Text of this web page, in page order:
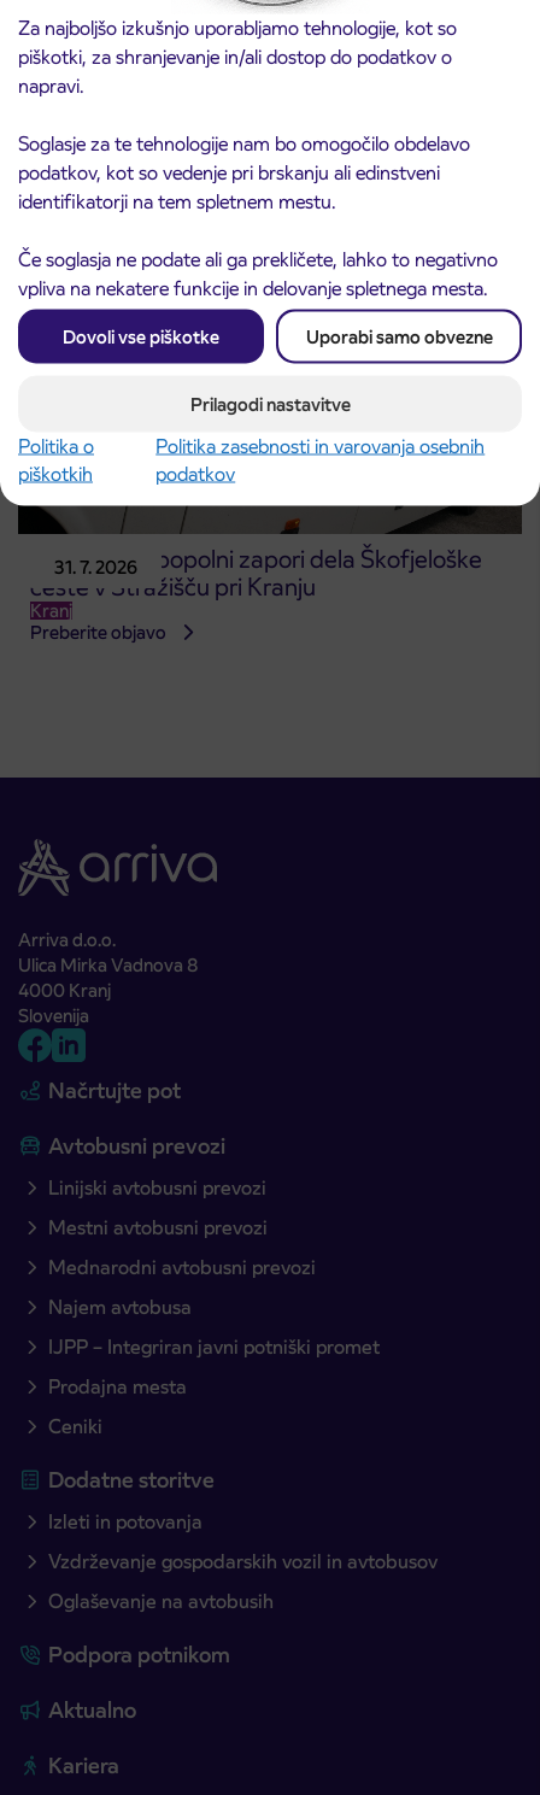
Za najboljšo izkušnjo uporabljamo tehnologije, kot so
piškotki, za shranjevanje in/ali dostop do podatkov o
napravi.
Soglasje za te tehnologije nam bo omogočilo obdelavo
podatkov, kot so vedenje pri brskanju ali edinstveni
identifikatorji na tem spletnem mestu.
Če soglasja ne podate ali ga prekličete, lahko to negativno
vpliva na nekatere funkcije in delovanje spletnega mesta.
Dovoli vse piškotke Uporabi samo obvezne
Prilagodi nastavitve
Politika o
piškotkih
Politika zasebnosti in varovanja osebnih
podatkov
ČEŠNJEVEK – TRATA
Kranj
Preberite objavo
31. 7. 2026
Obvestilo o popolni zapori dela Škofjeloške
ceste v Stražišču pri Kranju
Kranj
Preberite objavo
Arriva d.o.o.
Ulica Mirka Vadnova 8
4000 Kranj
Slovenija
Načrtujte pot
Avtobusni prevozi
Linijski avtobusni prevozi
Mestni avtobusni prevozi
Mednarodni avtobusni prevozi
Najem avtobusa
IJPP – Integriran javni potniški promet
Prodajna mesta
Ceniki
Dodatne storitve
Izleti in potovanja
Vzdrževanje gospodarskih vozil in avtobusov
Oglaševanje na avtobusih
Podpora potnikom
Aktualno
Kariera